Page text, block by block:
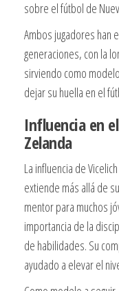
sobre el fútbol de
Ambos jugadores han
generaciones, con la
sirviendo como
dejar su huella en el
Influencia en
Zelanda
La influencia de
extiende más allá de
mentor para muchos
importancia de la
de habilidades. Su
ayudado a elevar el